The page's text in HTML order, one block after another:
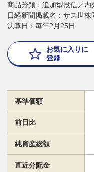
商品分類：追加型投信／内
日経新聞掲載名：サス世株
決算日：毎年2月25日
お気に入りに
登録
基準価額
前日比
純資産総額
直近分配金